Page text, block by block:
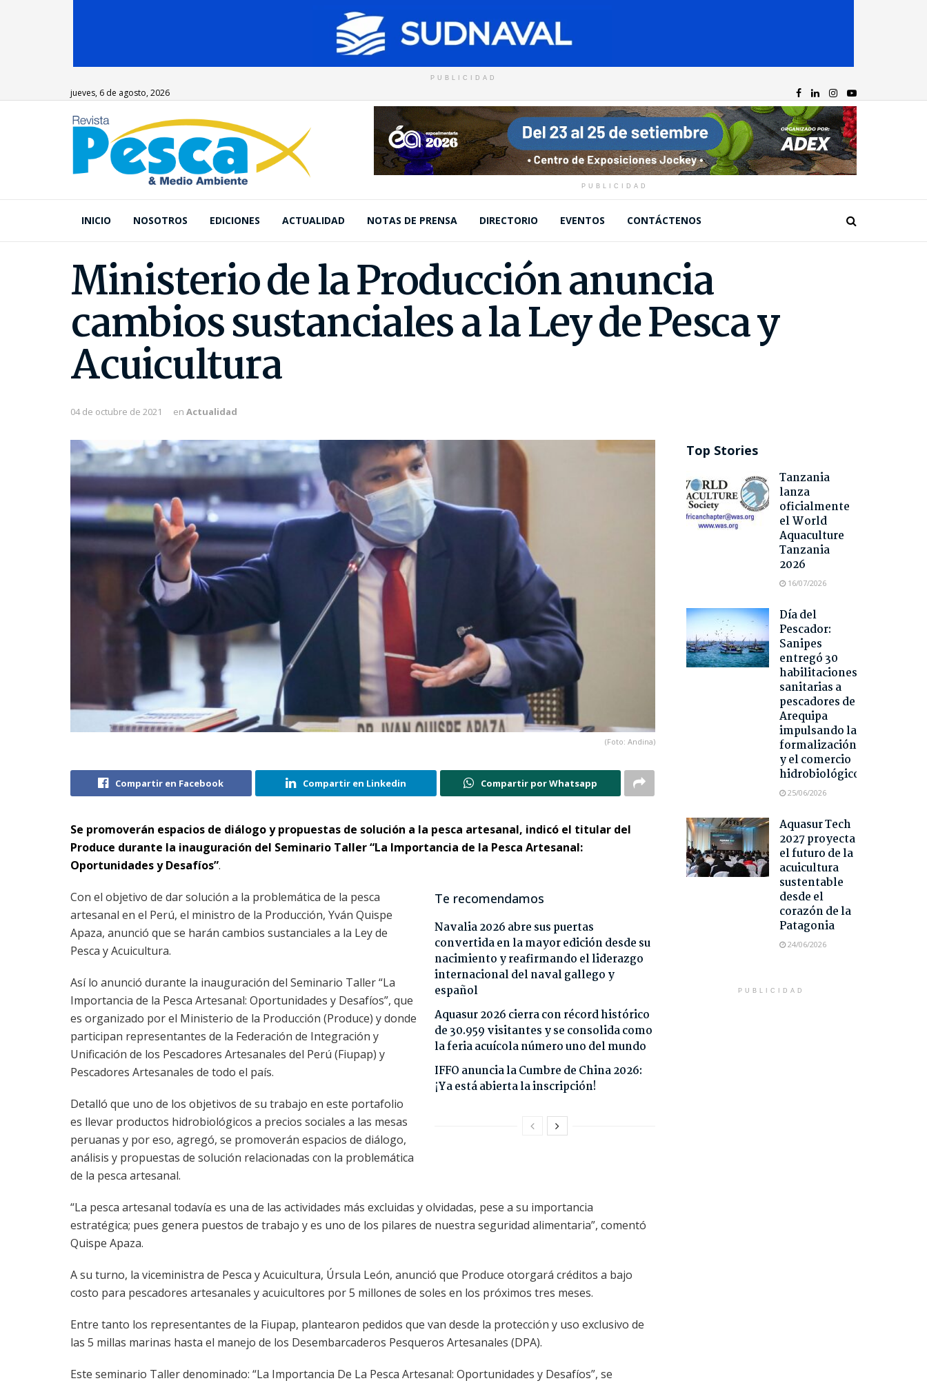
PUBLICIDAD
jueves, 6 de agosto, 2026
PUBLICIDAD
INICIO NOSOTROS EDICIONES ACTUALIDAD NOTAS DE PRENSA DIRECTORIO EVENTOS CONTÁCTENOS
Ministerio de la Producción anuncia
cambios sustanciales a la Ley de Pesca y
Acuicultura
04 de octubre de 2021 en Actualidad
(Foto: Andina)
Compartir en Facebook Compartir en Linkedin Compartir por Whatsapp
Se promoverán espacios de diálogo y propuestas de solución a la pesca artesanal, indicó el titular del
Produce durante la inauguración del Seminario Taller “La Importancia de la Pesca Artesanal:
Oportunidades y Desafíos”.
Te recomendamos
Navalia 2026 abre sus puertas
convertida en la mayor edición desde su
nacimiento y reafirmando el liderazgo
internacional del naval gallego y
español
Aquasur 2026 cierra con récord histórico
de 30.959 visitantes y se consolida como
la feria acuícola número uno del mundo
IFFO anuncia la Cumbre de China 2026:
¡Ya está abierta la inscripción!
Con el objetivo de dar solución a la problemática de la pesca
artesanal en el Perú, el ministro de la Producción, Yván Quispe
Apaza, anunció que se harán cambios sustanciales a la Ley de
Pesca y Acuicultura.
Así lo anunció durante la inauguración del Seminario Taller “La
Importancia de la Pesca Artesanal: Oportunidades y Desafíos”, que
es organizado por el Ministerio de la Producción (Produce) y donde
participan representantes de la Federación de Integración y
Unificación de los Pescadores Artesanales del Perú (Fiupap) y
Pescadores Artesanales de todo el país.
Detalló que uno de los objetivos de su trabajo en este portafolio
es llevar productos hidrobiológicos a precios sociales a las mesas
peruanas y por eso, agregó, se promoverán espacios de diálogo,
análisis y propuestas de solución relacionadas con la problemática
de la pesca artesanal.
“La pesca artesanal todavía es una de las actividades más excluidas y olvidadas, pese a su importancia
estratégica; pues genera puestos de trabajo y es uno de los pilares de nuestra seguridad alimentaria”, comentó
Quispe Apaza.
A su turno, la viceministra de Pesca y Acuicultura, Úrsula León, anunció que Produce otorgará créditos a bajo
costo para pescadores artesanales y acuicultores por 5 millones de soles en los próximos tres meses.
Entre tanto los representantes de la Fiupap, plantearon pedidos que van desde la protección y uso exclusivo de
las 5 millas marinas hasta el manejo de los Desembarcaderos Pesqueros Artesanales (DPA).
Este seminario Taller denominado: “La Importancia De La Pesca Artesanal: Oportunidades y Desafíos”, se
Top Stories
Tanzania
lanza
oficialmente
el World
Aquaculture
Tanzania
2026
16/07/2026
Día del
Pescador:
Sanipes
entregó 30
habilitaciones
sanitarias a
pescadores de
Arequipa
impulsando la
formalización
y el comercio
hidrobiológico
25/06/2026
Aquasur Tech
2027 proyecta
el futuro de la
acuicultura
sustentable
desde el
corazón de la
Patagonia
24/06/2026
PUBLICIDAD